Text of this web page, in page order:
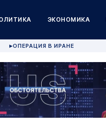
ЭКОНОМИКА
▶ОПЕРАЦИЯ В ИРАНЕ